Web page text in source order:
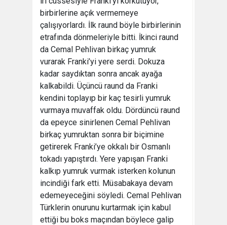
birbirlerine açık vermemeye
çalışıyorlardı. İlk raund böyle birbirlerinin
etrafında dönmeleriyle bitti. İkinci raund
da Cemal Pehlivan birkaç yumruk
vurarak Franki’yi yere serdi. Dokuza
kadar saydıktan sonra ancak ayağa
kalkabildi. Üçüncü raund da Franki
kendini toplayıp bir kaç tesirli yumruk
vurmaya muvaffak oldu. Dördüncü raund
da epeyce sinirlenen Cemal Pehlivan
birkaç yumruktan sonra bir biçimine
getirerek Franki’ye okkalı bir Osmanlı
tokadı yapıştırdı. Yere yapışan Franki
kalkıp yumruk vurmak isterken kolunun
incindiği fark etti. Müsabakaya devam
edemeyeceğini söyledi. Cemal Pehlivan
Türklerin onurunu kurtarmak için kabul
ettiği bu boks maçından böylece galip